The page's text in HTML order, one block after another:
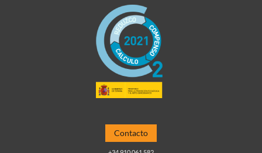
Contacto